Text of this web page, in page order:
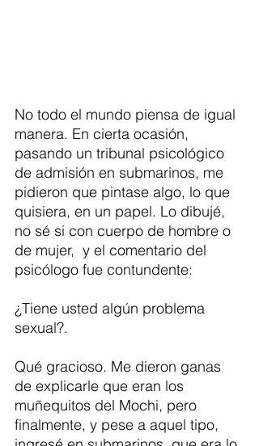
No todo el mundo piensa de igual
manera. En cierta ocasión,
pasando un tribunal psicológico
de admisión en submarinos, me
pidieron que pintase algo, lo que
quisiera, en un papel. Lo dibujé,
no sé si con cuerpo de hombre o
de mujer,  y el comentario del
psicólogo fue contundente:
¿Tiene usted algún problema
sexual?.
Qué gracioso. Me dieron ganas
de explicarle que eran los
muñequitos del Mochi, pero
finalmente, y pese a aquel tipo,